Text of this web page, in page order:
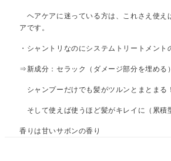
ヘアケアに迷っている方は、これさえ使え
アです。
・シャントリなのにシステムトリートメント
⇒新成分：セラック（ダメージ部分を埋める
シャンプーだけでも髪がツルンとまとまる！
そして使えば使うほど髪がキレイに（累積
香りは甘いサボンの香り